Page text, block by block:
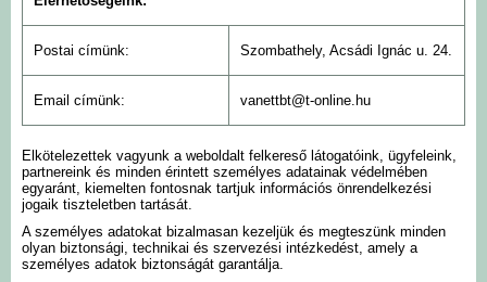
Postai címünk: Szombathely, Acsádi Ignác u. 24.
Email címünk: vanettbt@t-online.hu
Elkötelezettek vagyunk a weboldalt felkereső látogatóink, ügyfeleink,
partnereink és minden érintett személyes adatainak védelmében
egyaránt, kiemelten fontosnak tartjuk információs önrendelkezési
jogaik tiszteletben tartását.
A személyes adatokat bizalmasan kezeljük és megteszünk minden
olyan biztonsági, technikai és szervezési intézkedést, amely a
személyes adatok biztonságát garantálja.